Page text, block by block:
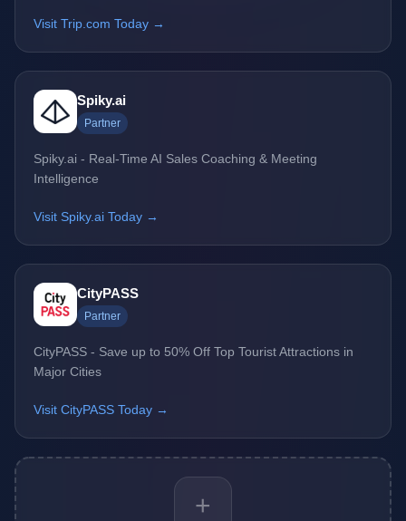
Visit Trip.com Today →
Spiky.ai
Partner
Spiky.ai - Real-Time AI Sales Coaching & Meeting
Intelligence
Visit Spiky.ai Today →
CityPASS
Partner
CityPASS - Save up to 50% Off Top Tourist Attractions in
Major Cities
Visit CityPASS Today →
+